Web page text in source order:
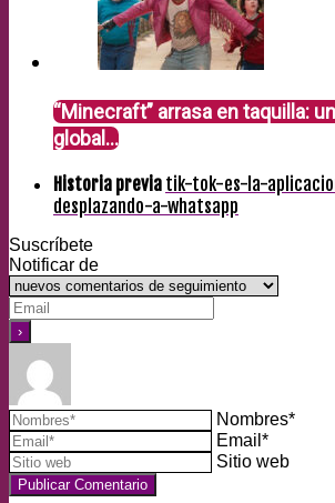
“Minecraft” arrasa en taquilla:
global…
Historia previa tik-tok-es-la-
desplazando-a-whatsapp
Suscríbete
Notificar de
Nombres*
Email*
Sitio web